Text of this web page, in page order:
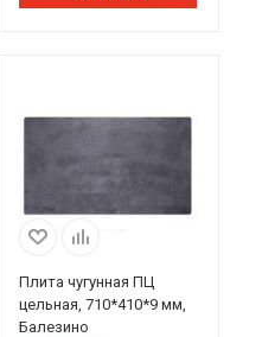
Плита чугунная ПЦ
цельная, 710*410*9 мм,
Балезино